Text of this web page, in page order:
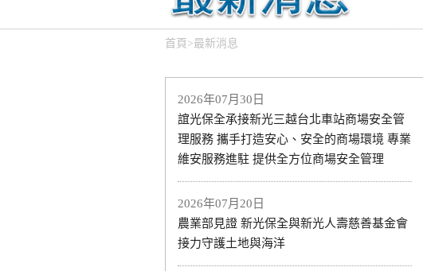
首頁 >最新消息
2026年07月30日
誼光保全承接新光三越台北車站商場安全管
理服務 攜手打造安心、安全的商場環境 專業
維安服務進駐 提供全方位商場安全管理
2026年07月20日
農業部見證 新光保全與新光人壽慈善基金會
接力守護土地與海洋